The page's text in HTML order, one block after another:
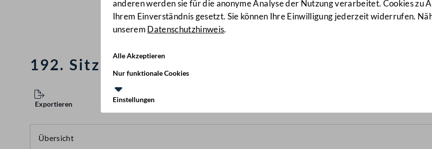
anderen werden sie für die anonyme Analyse der Nutzung verarbeitet. Cookies zu
Ihrem Einverständnis gesetzt. Sie können Ihre Einwilligung jederzeit widerrufen.
unserem Datenschutzhinweis.
Alle Akzeptieren
Nur funktionale Cookies
Einstellungen
192. Sitzung des Bundesrats vom 10. Juli 1962
Exportieren